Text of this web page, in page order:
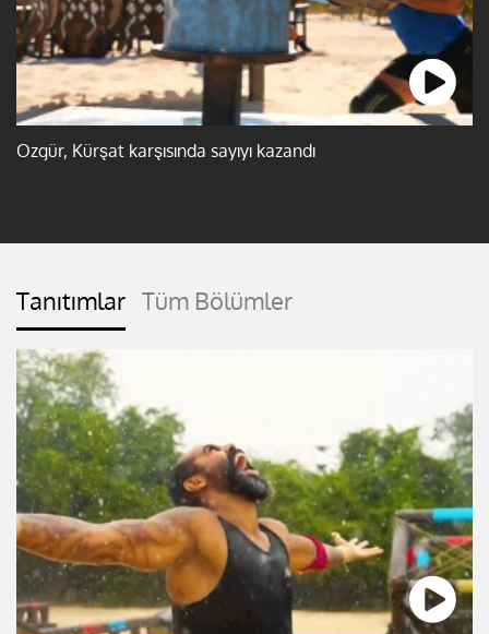
Özgür, Kürşat karşısında sayıyı kazandı
Tanıtımlar Tüm Bölümler